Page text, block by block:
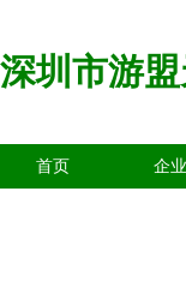
深圳市游
首页 企